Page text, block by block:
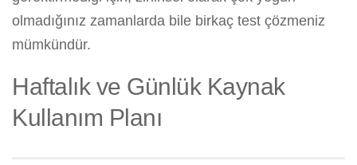
olmadığınız zamanlarda bile birkaç test çözmeniz
mümkündür.
Haftalık ve Günlük Kaynak
Kullanım Planı